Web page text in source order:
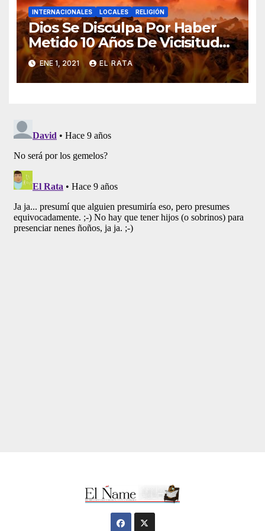
INTERNACIONALES LOCALES RELIGIÓN
Dios Se Disculpa Por Haber
Metido 10 Años De Vicisitudes
En El 2020
ENE 1, 2021 EL RATA